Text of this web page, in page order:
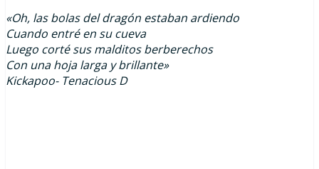
«Oh, las bolas del dragón estaban ardiendo
Cuando entré en su cueva
Luego corté sus malditos berberechos
Con una hoja larga y brillante»
Kickapoo- Tenacious D